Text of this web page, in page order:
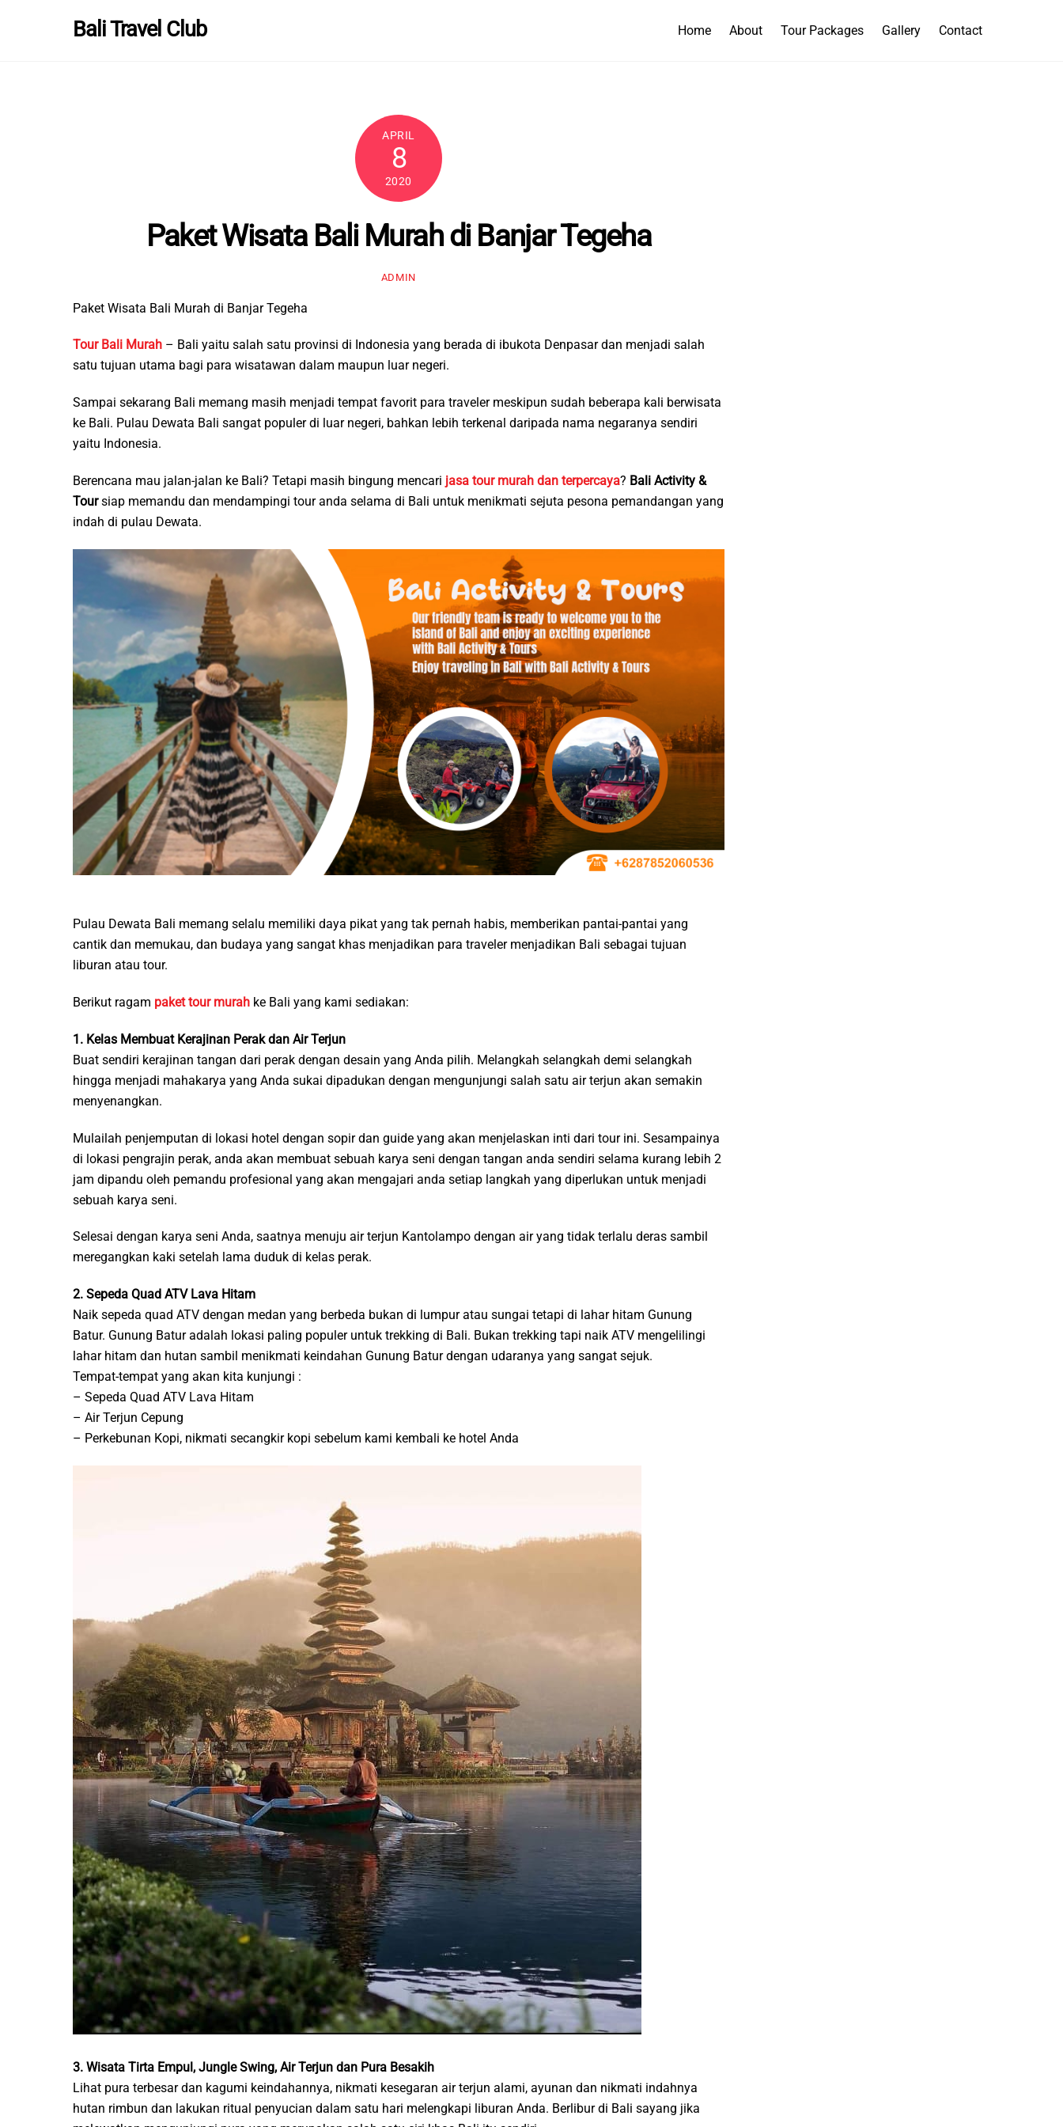
Bali Travel Club Home About Tour Packages Gallery Contact
APRIL
8
2020
Paket Wisata Bali Murah di Banjar Tegeha
ADMIN
Paket Wisata Bali Murah di Banjar Tegeha
Tour Bali Murah – Bali yaitu salah satu provinsi di Indonesia yang berada di ibukota Denpasar dan menjadi salah
satu tujuan utama bagi para wisatawan dalam maupun luar negeri.
Sampai sekarang Bali memang masih menjadi tempat favorit para traveler meskipun sudah beberapa kali berwisata
ke Bali. Pulau Dewata Bali sangat populer di luar negeri, bahkan lebih terkenal daripada nama negaranya sendiri
yaitu Indonesia.
Berencana mau jalan-jalan ke Bali? Tetapi masih bingung mencari jasa tour murah dan terpercaya? Bali Activity &
Toursiap memandu dan mendampingi tour anda selama di Bali untuk menikmati sejuta pesona pemandangan yang
indah di pulau Dewata.
Pulau Dewata Bali memang selalu memiliki daya pikat yang tak pernah habis, memberikan pantai-pantai yang
cantik dan memukau, dan budaya yang sangat khas menjadikan para traveler menjadikan Bali sebagai tujuan
liburan atau tour.
Berikut ragam paket tour murah ke Bali yang kami sediakan:
1. Kelas Membuat Kerajinan Perak dan Air Terjun
Buat sendiri kerajinan tangan dari perak dengan desain yang Anda pilih. Melangkah selangkah demi selangkah
hingga menjadi mahakarya yang Anda sukai dipadukan dengan mengunjungi salah satu air terjun akan semakin
menyenangkan.
Mulailah penjemputan di lokasi hotel dengan sopir dan guide yang akan menjelaskan inti dari tour ini. Sesampainya
di lokasi pengrajin perak, anda akan membuat sebuah karya seni dengan tangan anda sendiri selama kurang lebih 2
jam dipandu oleh pemandu profesional yang akan mengajari anda setiap langkah yang diperlukan untuk menjadi
sebuah karya seni.
Selesai dengan karya seni Anda, saatnya menuju air terjun Kantolampo dengan air yang tidak terlalu deras sambil
meregangkan kaki setelah lama duduk di kelas perak.
2. Sepeda Quad ATV Lava Hitam
Naik sepeda quad ATV dengan medan yang berbeda bukan di lumpur atau sungai tetapi di lahar hitam Gunung
Batur. Gunung Batur adalah lokasi paling populer untuk trekking di Bali. Bukan trekking tapi naik ATV mengelilingi
lahar hitam dan hutan sambil menikmati keindahan Gunung Batur dengan udaranya yang sangat sejuk.
Tempat-tempat yang akan kita kunjungi :
– Sepeda Quad ATV Lava Hitam
– Air Terjun Cepung
– Perkebunan Kopi, nikmati secangkir kopi sebelum kami kembali ke hotel Anda
3. Wisata Tirta Empul, Jungle Swing, Air Terjun dan Pura Besakih
Lihat pura terbesar dan kagumi keindahannya, nikmati kesegaran air terjun alami, ayunan dan nikmati indahnya
hutan rimbun dan lakukan ritual penyucian dalam satu hari melengkapi liburan Anda. Berlibur di Bali sayang jika